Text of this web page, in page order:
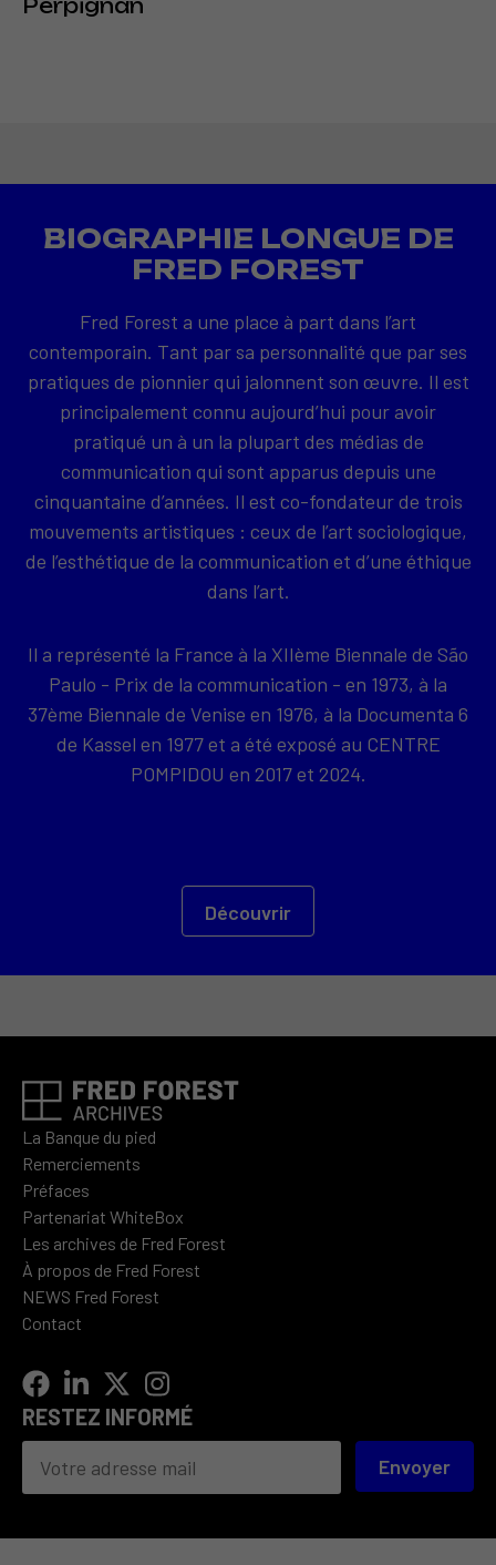
Perpignan
BIOGRAPHIE LONGUE DE
FRED FOREST
Fred Forest a une place à part dans l’art
contemporain. Tant par sa personnalité que par ses
pratiques de pionnier qui jalonnent son œuvre. Il est
principalement connu aujourd’hui pour avoir
pratiqué un à un la plupart des médias de
communication qui sont apparus depuis une
cinquantaine d’années. Il est co-fondateur de trois
mouvements artistiques : ceux de l’art sociologique,
de l’esthétique de la communication et d’une éthique
dans l’art.
Il a représenté la France à la XIIème Biennale de São
Paulo - Prix de la communication - en 1973, à la
37ème Biennale de Venise en 1976, à la Documenta 6
de Kassel en 1977 et a été exposé au CENTRE
POMPIDOU en 2017 et 2024.
Découvrir
La Banque du pied
Remerciements
Préfaces
Partenariat WhiteBox
Les archives de Fred Forest
À propos de Fred Forest
NEWS Fred Forest
Contact
RESTEZ INFORMÉ
Envoyer